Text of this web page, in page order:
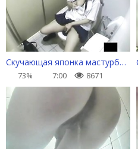
Скучающая японка мастурбирует, сидя на унитазе
73% 7:00 8671